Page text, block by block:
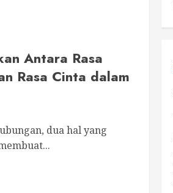
Antara Rasa
Rasa Cinta dalam
dua hal yang